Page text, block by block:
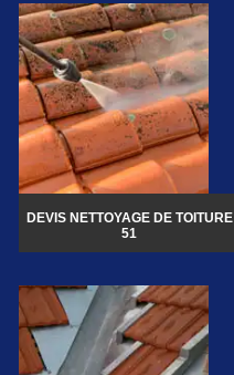
DEVIS NETTOYAGE DE TOITURE
51